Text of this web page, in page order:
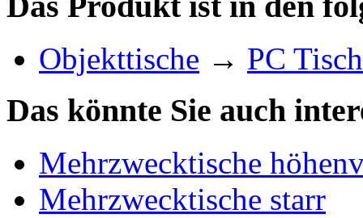
Objekttische → PC
Das könnte Sie auch
Mehrzwecktische
Mehrzwecktische starr